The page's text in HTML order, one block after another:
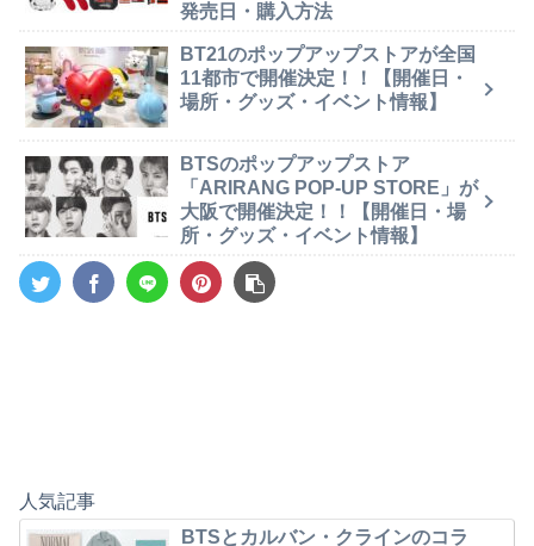
発売日・購入方法
BT21のポップアップストアが全国
11都市で開催決定！！【開催日・
場所・グッズ・イベント情報】
BTSのポップアップストア
「ARIRANG POP-UP STORE」が
大阪で開催決定！！【開催日・場
所・グッズ・イベント情報】
人気記事
BTSとカルバン・クラインのコラ